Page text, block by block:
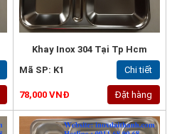
Khay Inox 304 Tại Tp Hcm
Mã SP: K1
Chi tiết
78,000 VNĐ Đặt hàng